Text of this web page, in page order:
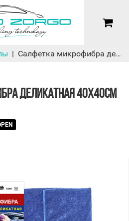
Салфетка микрофибра деликатная 40х40см Vortex, 2 шт
ДЕЛИКАТНАЯ 40Х40СМ